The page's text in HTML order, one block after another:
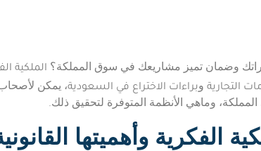
وضمان تميز مشاريعك في سوق المملكة؟ الملكية
التجارية وبراءات الاختراع في السعودية، يمكن لأصحاب
وماهي الأنظمة المتوفرة لتحقيق ذلك.
الفكرية وأهميتها